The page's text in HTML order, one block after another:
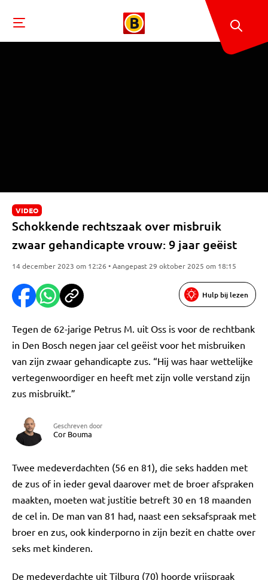
VIDEO
Schokkende rechtszaak over misbruik
zwaar gehandicapte vrouw: 9 jaar geëist
14 december 2023 om 12:26 • Aangepast 29 oktober 2025 om 18:15
Hulp bij lezen
Tegen de 62-jarige Petrus M. uit Oss is voor de rechtbank
in Den Bosch negen jaar cel geëist voor het misbruiken
van zijn zwaar gehandicapte zus. “Hij was haar wettelijke
vertegenwoordiger en heeft met zijn volle verstand zijn
zus misbruikt.”
Geschreven door
Cor Bouma
Twee medeverdachten (56 en 81), die seks hadden met
de zus of in ieder geval daarover met de broer afspraken
maakten, moeten wat justitie betreft 30 en 18 maanden
de cel in. De man van 81 had, naast een seksafspraak met
broer en zus, ook kinderporno in zijn bezit en chatte over
seks met kinderen.
De medeverdachte uit Tilburg (70) hoorde vrijspraak